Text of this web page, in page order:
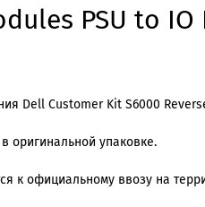
PSU to
Dell Customer Kit S6000
оригинальной упаковке.
к официальному ввозу на